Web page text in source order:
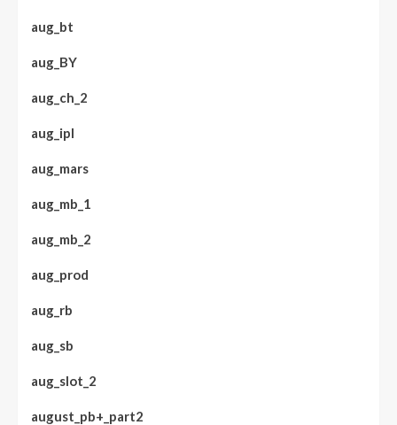
aug_bt
aug_BY
aug_ch_2
aug_ipl
aug_mars
aug_mb_1
aug_mb_2
aug_prod
aug_rb
aug_sb
aug_slot_2
august_pb+_part2